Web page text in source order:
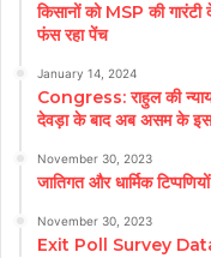
किसानों को MSP की
फंस रहा पेंच
January 14, 2024
Congress: राहुल की
देवड़ा के बाद अब असम के इस
November 30, 2023
जातिगत और धार्मिक
November 30, 2023
Exit Poll Survey